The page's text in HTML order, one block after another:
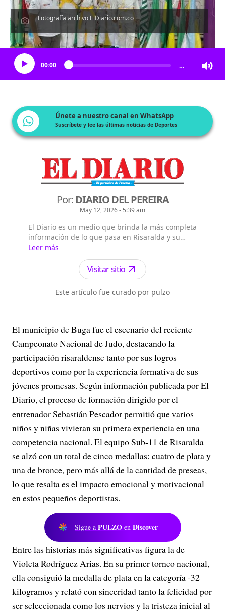
Fotografía archivo ElDiario.com.co
Escucha el artículo
00:00 …
Únete a nuestro canal en WhatsApp
Suscríbete y lee las últimas noticias de Deportes
Por:DIARIO DEL PEREIRA
May 12, 2026 - 5:39 am
El Diario es un medio que brinda la más completa
información de lo que pasa en Risaralda y su
capital Pereira, así como en Colombia y el mundo.
Leer más
Visitar sitio
Este artículo fue curado por pulzo
El municipio de Buga fue el escenario del reciente
Campeonato Nacional de Judo, destacando la
participación risaraldense tanto por sus logros
deportivos como por la experiencia formativa de sus
jóvenes promesas. Según información publicada por El
Diario, el proceso de formación dirigido por el
entrenador Sebastián Pescador permitió que varios
niños y niñas vivieran su primera experiencia en una
competencia nacional. El equipo Sub-11 de Risaralda
se alzó con un total de cinco medallas: cuatro de plata y
una de bronce, pero más allá de la cantidad de preseas,
lo que resalta es el impacto emocional y motivacional
en estos pequeños deportistas.
Sigue a PULZO en Discover
Entre las historias más significativas figura la de
Violeta Rodríguez Arias. En su primer torneo nacional,
ella consiguió la medalla de plata en la categoría -32
kilogramos y relató con sinceridad tanto la felicidad por
ser seleccionada como los nervios y la tristeza inicial al